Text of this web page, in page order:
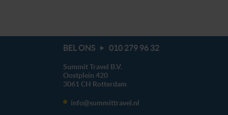
BEL ONS 010 279 96 32
Summit Travel B.V.
Oostplein 420
3061 CH Rotterdam
info@summittravel.nl